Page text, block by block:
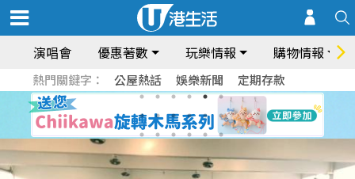
演唱會 優惠著數 玩樂情報 購物情報
熱門關鍵字： 公屋熱話 娛樂新聞 定期存款